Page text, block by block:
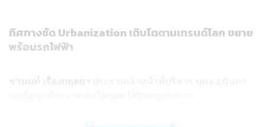
ทิศทางชัด Urbanization เติบโตตามเทรนด์โลก ขยาย
พร้อมรถไฟฟ้า
ชานนท์ เรืองกฤตยา